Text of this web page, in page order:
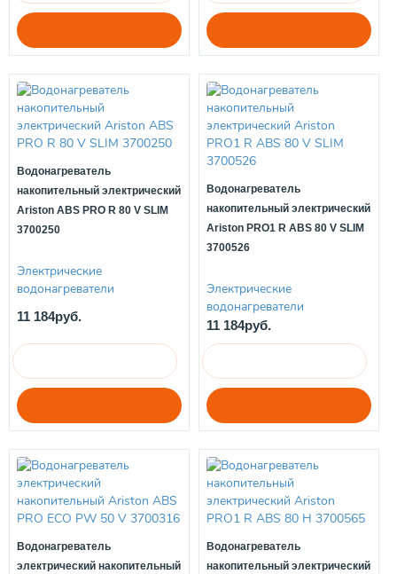
Водонагреватель
накопительный электрический
Ariston ABS PRO R 80 V SLIM
3700250
Электрические
водонагреватели
11 184руб.
Водонагреватель
накопительный электрический
Ariston PRO1 R ABS 80 V SLIM
3700526
Электрические
водонагреватели
11 184руб.
Водонагреватель
электрический накопительный
Водонагреватель
накопительный электрический